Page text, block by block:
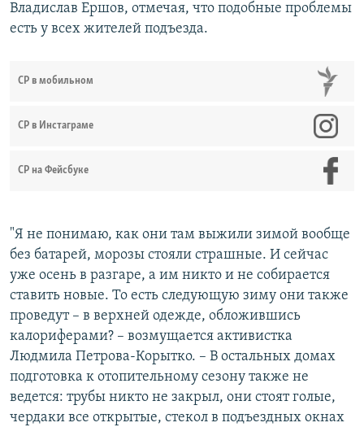
Владислав Ершов, отмечая, что подобные проблемы
есть у всех жителей подъезда.
СР в мобильном
СР в Инстаграме
СР на Фейсбуке
"Я не понимаю, как они там выжили зимой вообще
без батарей, морозы стояли страшные. И сейчас
уже осень в разгаре, а им никто и не собирается
ставить новые. То есть следующую зиму они также
проведут – в верхней одежде, обложившись
калориферами? – возмущается активистка
Людмила Петрова-Корытко. – В остальных домах
подготовка к отопительному сезону также не
ведется: трубы никто не закрыл, они стоят голые,
чердаки все открытые, стекол в подъездных окнах